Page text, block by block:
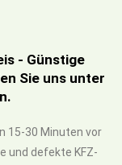
- Günstige
Sie uns unter
15-30 Minuten vor
und defekte KFZ-